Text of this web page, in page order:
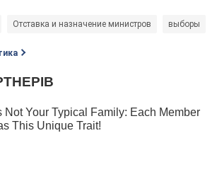
Отставка и назначение министров выборы